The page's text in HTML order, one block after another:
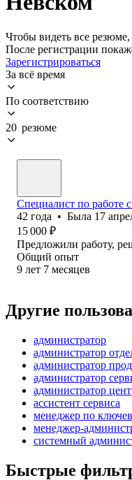
Чтобы видеть все резюме,
После регистрации
Зарегистрироваться
За всё время
По соответствию
20 резюме
Специалист по работе
42 года • Была 17
15 000 ₽
Предложили работу,
Общий опыт
9 лет 7 месяцев
Другие
администратор
администратор
администратор
администратор
администратор
ассистент сервиса
менеджер по
менеджер-
системный
Быстрые